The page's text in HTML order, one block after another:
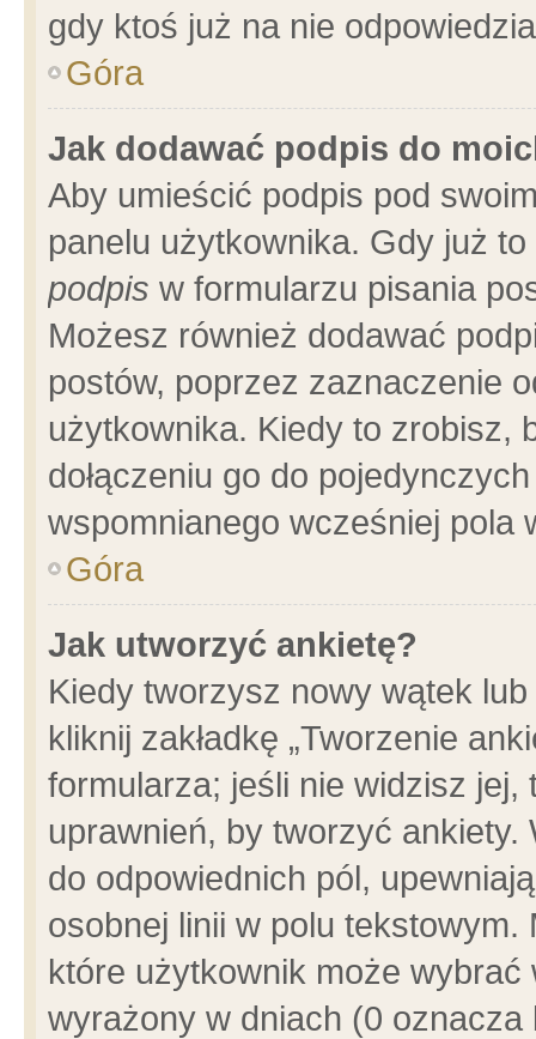
gdy ktoś już na nie
Góra
Jak dodawać podpis do
Aby umieścić podpis pod
panelu użytkownika. Gdy już
podpis w formularzu pisania
Możesz również dodawać
postów, poprzez zaznaczenie
użytkownika. Kiedy to zrobisz,
dołączeniu go do
wspomnianego wcześniej pola
Góra
Jak utworzyć ankietę?
Kiedy tworzysz nowy wątek
kliknij zakładkę „Tworzenie
formularza; jeśli nie widzisz
uprawnień, by tworzyć ankiety.
do odpowiednich pól,
osobnej linii w polu
które użytkownik może
wyrażony w dniach (0